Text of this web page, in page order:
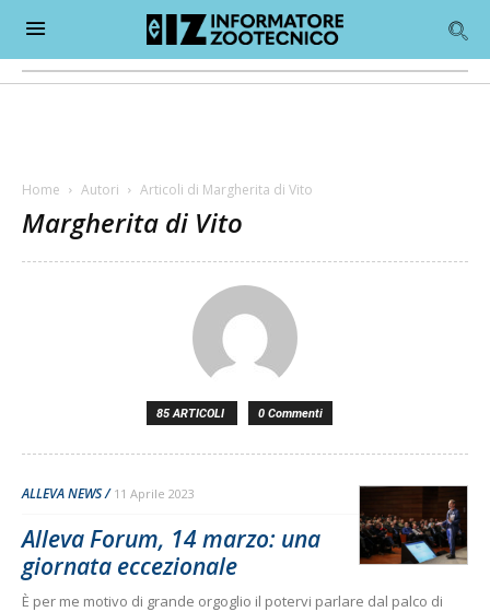
Home Autori Articoli di Margherita di Vito
Margherita di Vito
85 ARTICOLI 0 Commenti
ALLEVA NEWS 11 Aprile 2023
Alleva Forum, 14 marzo: una
giornata eccezionale
È per me motivo di grande orgoglio il potervi parlare dal palco di